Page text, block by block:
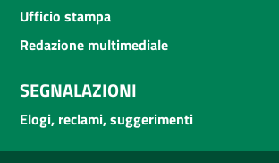
Ufficio stampa
Redazione multimediale
SEGNALAZIONI
Elogi, reclami, suggerimenti